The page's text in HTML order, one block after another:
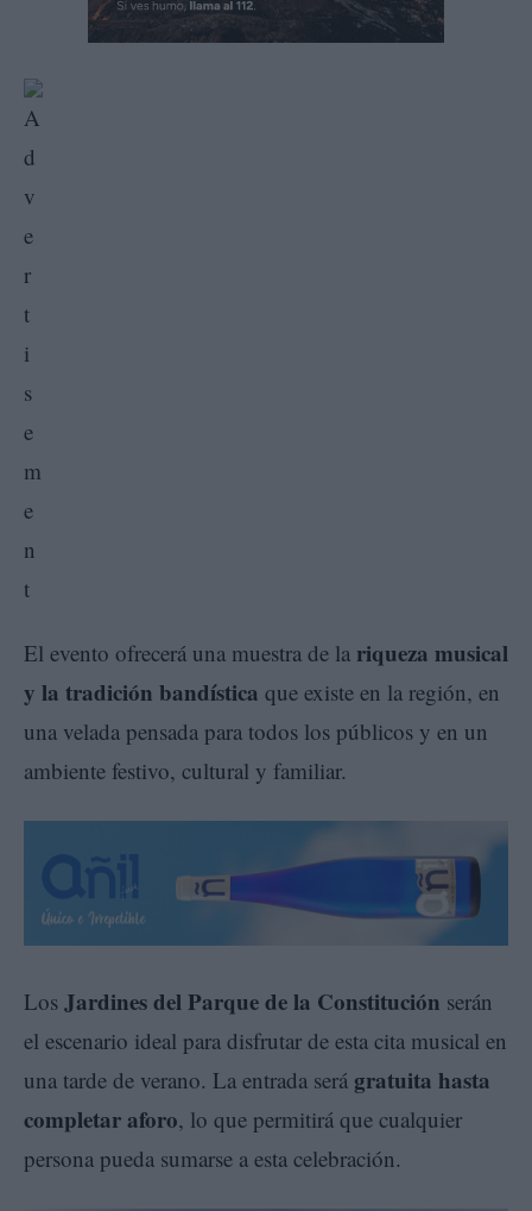
El evento ofrecerá una muestra de la riqueza musical
y la tradición bandística que existe en la región, en
una velada pensada para todos los públicos y en un
ambiente festivo, cultural y familiar.
Los Jardines del Parque de la Constitución serán
el escenario ideal para disfrutar de esta cita musical en
una tarde de verano. La entrada será gratuita hasta
completar aforo, lo que permitirá que cualquier
persona pueda sumarse a esta celebración.